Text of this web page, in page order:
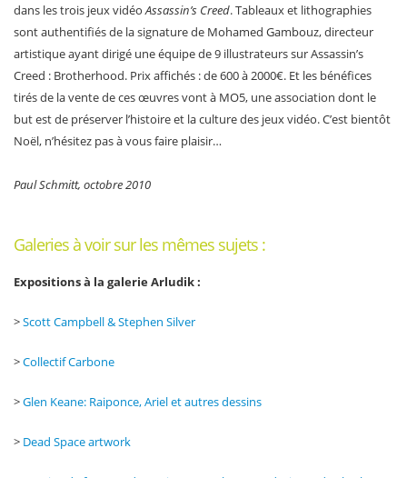
dans les trois jeux vidéoAssassin’s Creed. Tableaux et lithographies
sont authentifiés de la signature de Mohamed Gambouz, directeur
artistique ayant dirigé une équipe de 9 illustrateurs sur Assassin’s
Creed : Brotherhood. Prix affichés : de 600 à 2000€. Et les bénéfices
tirés de la vente de ces œuvres vont à MO5, une association dont le
but est de préserver l’histoire et la culture des jeux vidéo. C’est bientôt
Noël, n’hésitez pas à vous faire plaisir…
Paul Schmitt, octobre 2010
Galeries à voir sur les mêmes sujets :
Expositions à la galerie Arludik :
>Scott Campbell & Stephen Silver
>Collectif Carbone
>Glen Keane: Raiponce, Ariel et autres dessins
> Dead Space artwork